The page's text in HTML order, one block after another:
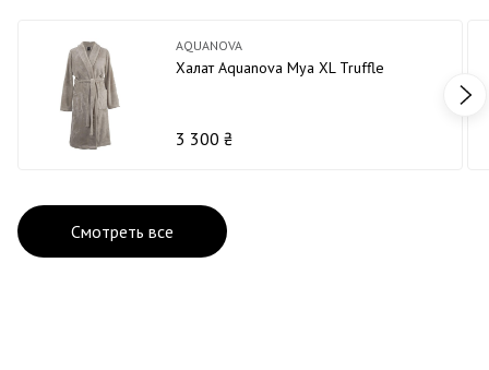
AQUANOVA
Халат Aquanova Mya XL Truffle
3 300 ₴
Смотреть все